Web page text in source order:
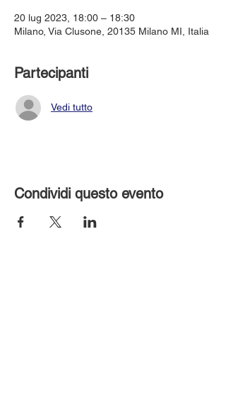
20 lug 2023, 18:00 – 18:30
Milano, Via Clusone, 20135 Milano MI, Italia
Partecipanti
Vedi tutto
Condividi questo evento